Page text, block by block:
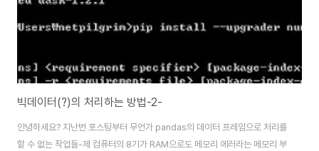
빅데이터(?)의 처리하는 방법-2-
안녕하세요? 지난번 포스팅부터 무언가 pandas의 데이터 프레임으로 처리를
할 수 없는 작업들-제 컴퓨터의 8기가 RAM으로도 메모리 에러라는 메모리 부